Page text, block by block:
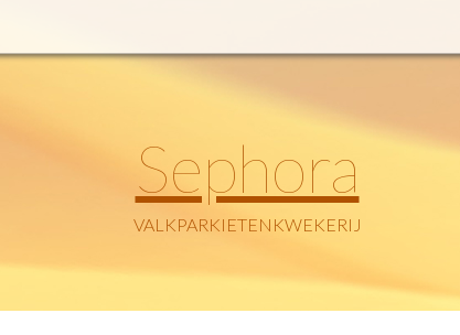
Sephora
VALKPARKIETENKWEKERIJ